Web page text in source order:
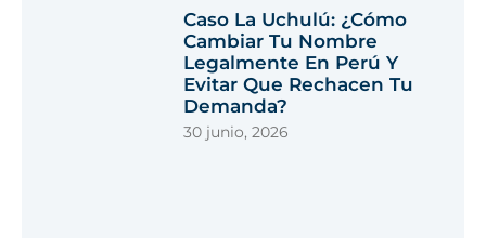
Caso La Uchulú: ¿cómo
Cambiar Tu Nombre
Legalmente En Perú Y
Evitar Que Rechacen Tu
Demanda?
30 junio, 2026